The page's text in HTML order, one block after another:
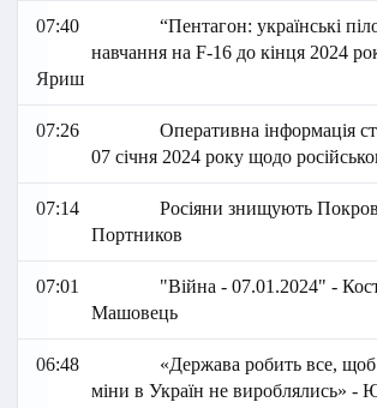
07:40
“Пентагон: українські
навчання на F-16 до кінця 2024
Яриш
07:26
Оперативна інформація
07 січня 2024 року щодо
07:14
Росіяни знищують
Портников
07:01
"Війна - 07.01.2024" -
Машовець
06:48
«Держава робить все, щоб
міни в Україн не вироблялись» -